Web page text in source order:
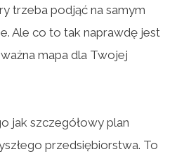
trzeba podjąć na samym
Ale co to tak naprawdę jest
mapa dla Twojej
jak szczegółowy plan
przedsiębiorstwa. To